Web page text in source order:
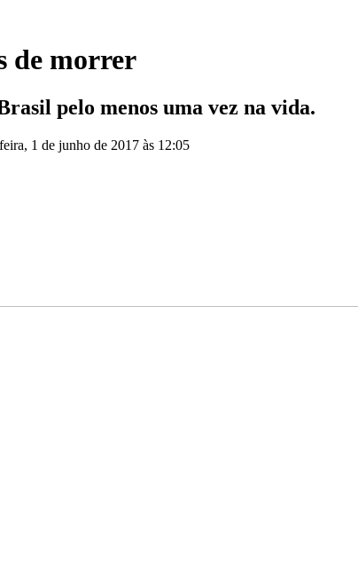
de morrer
pelo menos uma vez na vida.
1 de junho de 2017 às 12:05